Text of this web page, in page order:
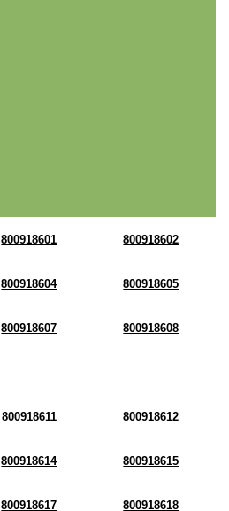
800918601 800918602
800918604 800918605
800918607 800918608
800918611 800918612
800918614 800918615
800918617 800918618